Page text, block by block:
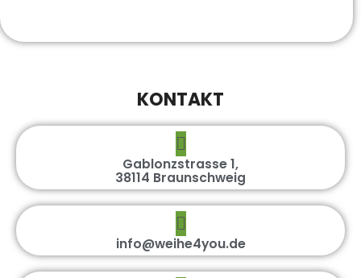
KONTAKT
Gablonzstrasse 1,
38114 Braunschweig
info@weihe4you.de